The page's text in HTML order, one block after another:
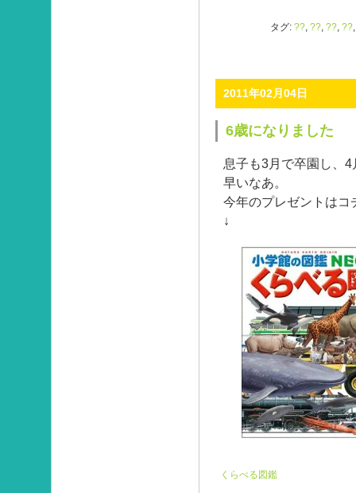
タグ: ??, ??, ??, ??
2011年02月04日
6歳になりました
息子も3月で卒園し、
早いなあ。
今年のプレゼントはコ
↓
くらべる図鑑